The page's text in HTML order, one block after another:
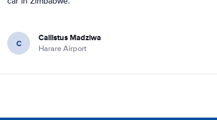
C Callistus Madziwa
Harare Airport